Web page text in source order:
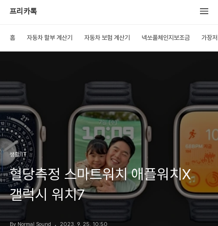
프리카톡
홈 자동차 할부 계산기 자동차 보험 계산기 넥쏘풀체인지보조금 가장
생활/IT
혈당측정 스마트워치 애플워치X
갤럭시 워치7
By Normal Sound 2023. 9. 25. 10:50